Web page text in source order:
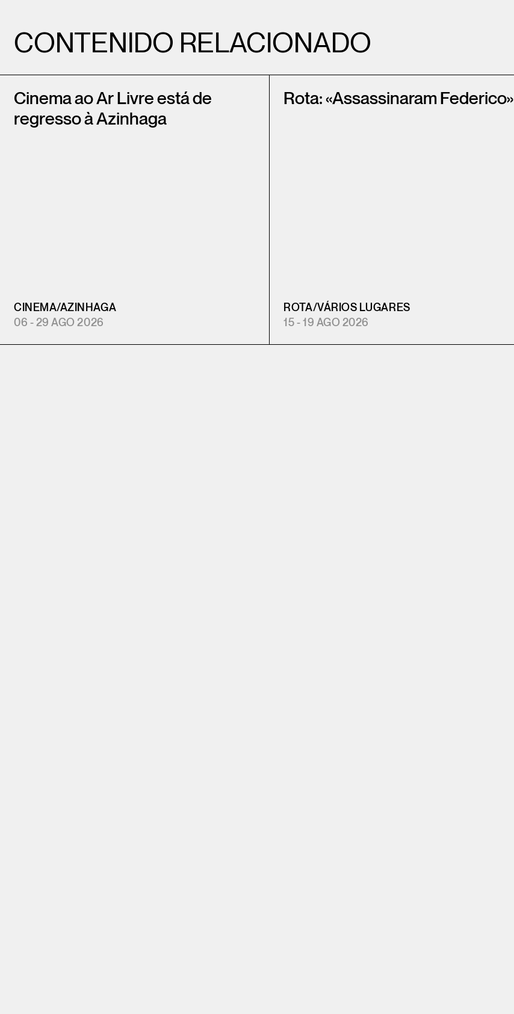
CONTENIDO RELACIONADO
Cinema ao Ar Livre está de
regresso à Azinhaga
CINEMA/AZINHAGA
06 - 29 AGO 2026
Rota: «Assassinaram Federico»
ROTA/VÁRIOS LUGARES
15 - 19 AGO 2026